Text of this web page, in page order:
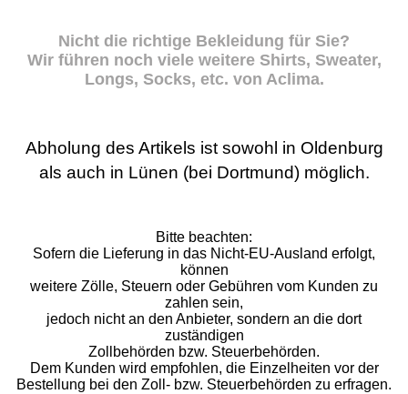
Nicht die richtige Bekleidung für Sie?
Wir führen noch viele weitere Shirts, Sweater,
Longs, Socks, etc. von Aclima.
Abholung des Artikels ist sowohl in Oldenburg
als auch in Lünen (bei Dortmund) möglich.
Bitte beachten:
Sofern die Lieferung in das Nicht-EU-Ausland erfolgt,
können
weitere Zölle, Steuern oder Gebühren vom Kunden zu
zahlen sein,
jedoch nicht an den Anbieter, sondern an die dort
zuständigen
Zollbehörden bzw. Steuerbehörden.
Dem Kunden wird empfohlen, die Einzelheiten vor der
Bestellung bei den Zoll- bzw. Steuerbehörden zu erfragen.